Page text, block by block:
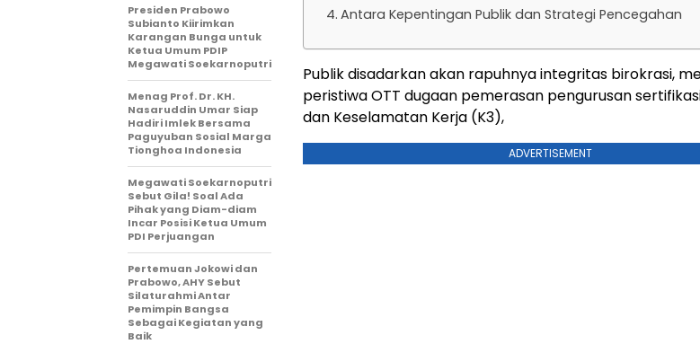
Antara Kepentingan Publik dan Strategi Pencegahan
Publik disadarkan akan rapuhnya integritas birokrasi,
peristiwa OTT dugaan pemerasan pengurusan
dan Keselamatan Kerja (K3),
ADVERTISEMENT
Presiden Prabowo
Subianto Kiirimkan
Karangan Bunga untuk
Ketua Umum PDIP
Megawati Soekarnoputri
Menag Prof. Dr. KH.
Nasaruddin Umar Siap
Hadiri Imlek Bersama
Paguyuban Sosial Marga
Tionghoa Indonesia
Megawati Soekarnoputri
Sebut Gila! Soal Ada
Pihak yang Diam-diam
Incar Posisi Ketua Umum
PDI Perjuangan
Pertemuan Jokowi dan
Prabowo, AHY Sebut
Silaturahmi Antar
Pemimpin Bangsa
Sebagai Kegiatan yang
Baik